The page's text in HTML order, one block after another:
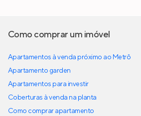
Como comprar um imóvel
Apartamentos à venda próximo ao Metrô
Apartamento garden
Apartamentos para investir
Coberturas à venda na planta
Como comprar apartamento